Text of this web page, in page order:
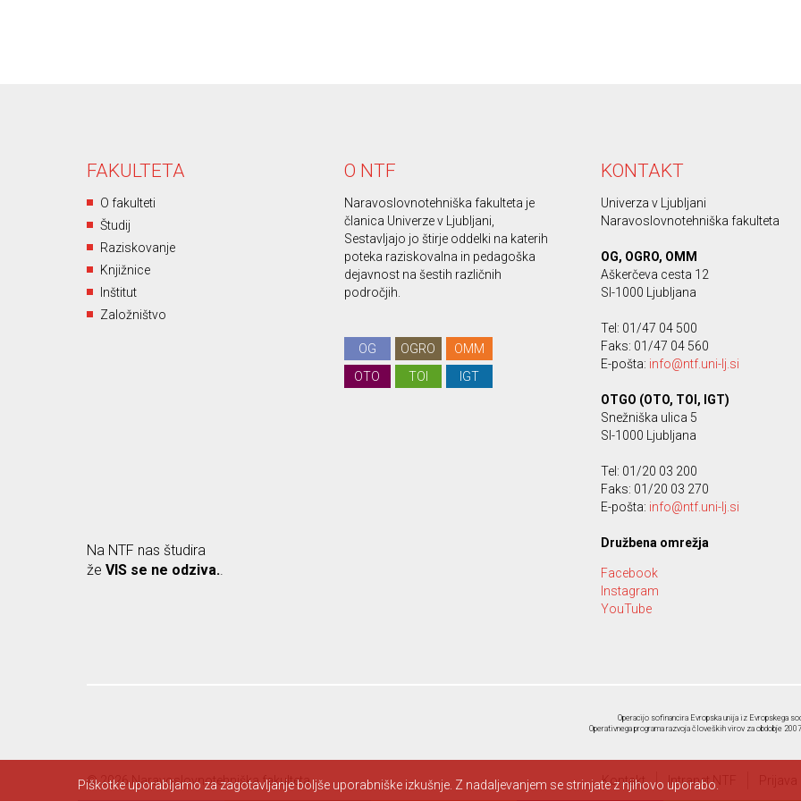
FAKULTETA
O fakulteti
Študij
Raziskovanje
Knjižnice
Inštitut
Založništvo
O NTF
Naravoslovnotehniška fakulteta je
članica Univerze v Ljubljani,
Sestavljajo jo štirje oddelki na katerih
poteka raziskovalna in pedagoška
dejavnost na šestih različnih
področjih.
OG OGRO
OMM
OTO
TOI IGT
KONTAKT
Univerza v Ljubljani
Naravoslovnotehniška fakulteta
OG, OGRO, OMM
Aškerčeva cesta 12
SI-1000 Ljubljana
Tel: 01/47 04 500
Faks: 01/47 04 560
E-pošta: info@ntf.uni-lj.si
OTGO (OTO, TOI, IGT)
Snežniška ulica 5
SI-1000 Ljubljana
Tel: 01/20 03 200
Faks: 01/20 03 270
E-pošta: info@ntf.uni-lj.si
Družbena omrežja
Facebook
Instagram
YouTube
Na NTF nas študira
že VIS se ne odziva..
Operacijo sofinancira Evropska unija iz Evropskega
Operativnega programa razvoja človeških virov za obdobje
© 2026 Naravoslovnotehniška fakulteta. Kontakt Intranet NTF
Piškotke uporabljamo za zagotavljanje boljše uporabniške izkušnje. Z nadaljevanjem se strinjate z njihovo uporabo.